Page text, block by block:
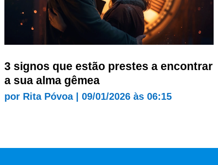
3 signos que estão prestes a encontrar
a sua alma gêmea
por Rita Póvoa| 09/01/2026 às 06:15